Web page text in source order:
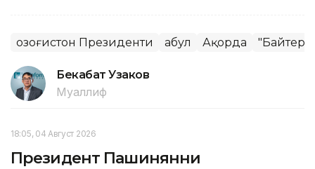
Қозоғистон Президенти Қабул Ақорда
Бекабат Узаков
Муаллиф
18:05, 04 Август 2026
Президент Пашинянни